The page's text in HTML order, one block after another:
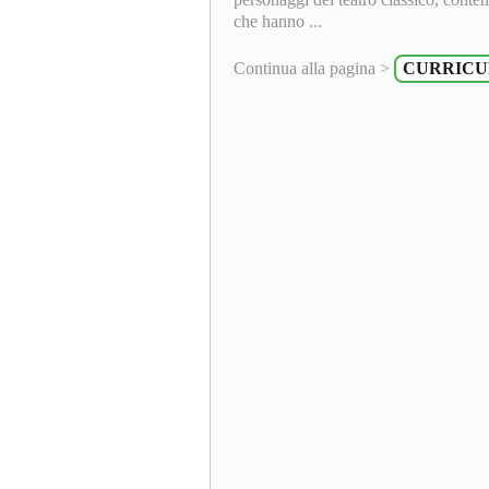
che hanno ...
Continua alla pagina >